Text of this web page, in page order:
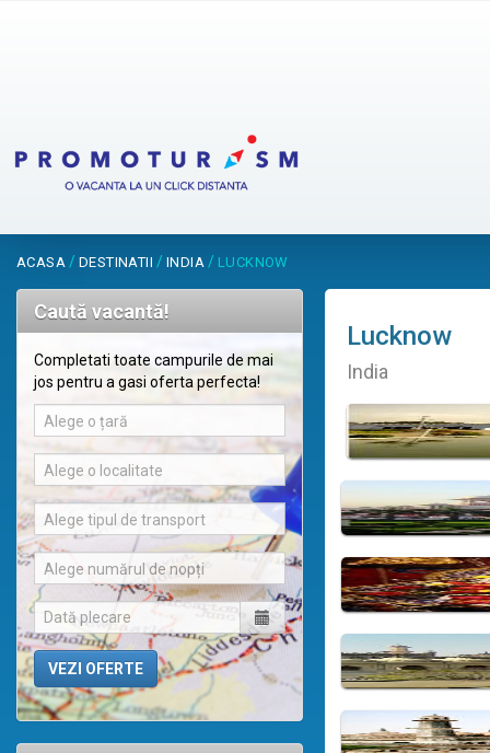
ACASA / DESTINATII / INDIA / LUCKNOW
Caută vacantă!
Completati toate campurile de mai
jos pentru a gasi oferta perfecta!
Alege o țară
Alege o localitate
Alege tipul de transport
Alege numărul de nopți
Lucknow
India